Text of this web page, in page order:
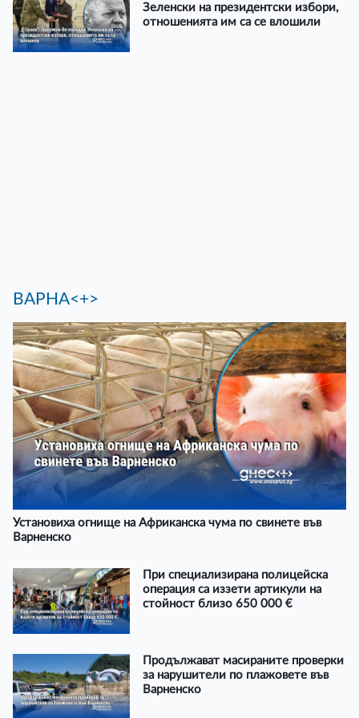
Зеленски на президентски избори,
отношенията им са се влошили
ВАРНА<+>
Установиха огнище на Африканска чума по свинете във
Варненско
При специализирана полицейска
операция са иззети артикули на
стойност близо 650 000 €
Продължават масираните проверки
за нарушители по плажовете във
Варненско